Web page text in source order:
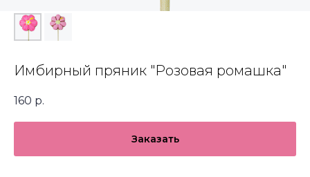
Имбирный пряник "Розовая ромашка"
160 р.
Заказать